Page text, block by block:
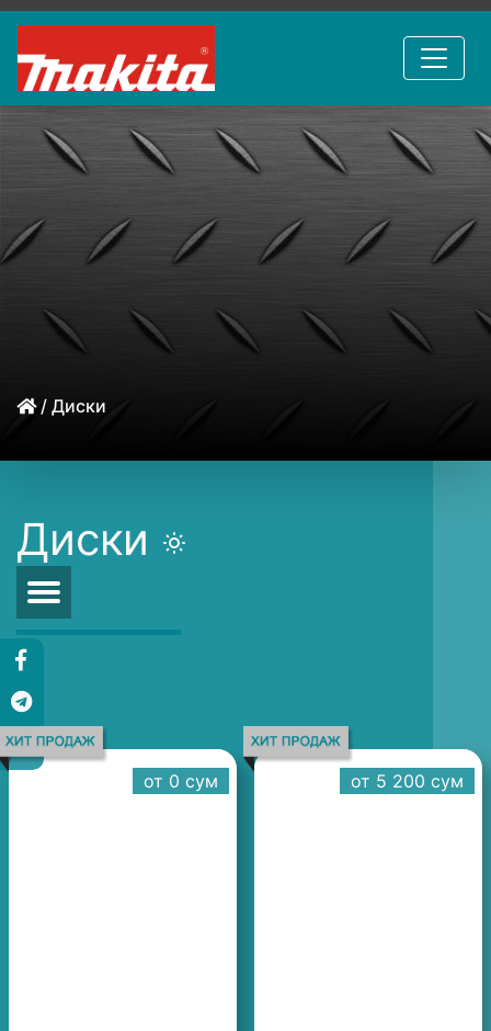
/ Диски
Диски
от 0 cум от 5 200 cум